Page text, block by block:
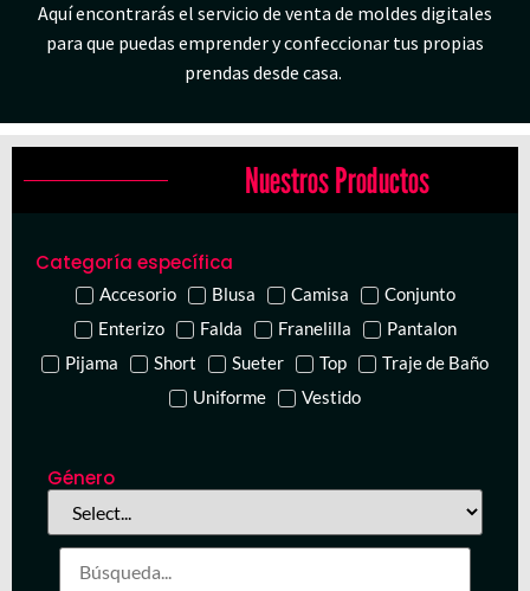
Aquí encontrarás el servicio de venta de moldes digitales
para que puedas emprender y confeccionar tus propias
prendas desde casa.
Nuestros Productos
Categoría específica
Accesorio Blusa Camisa
Conjunto
Enterizo
Falda Franelilla
Pantalon
Pijama
Short Sueter Top
Traje de Baño
Uniforme
Vestido
Género